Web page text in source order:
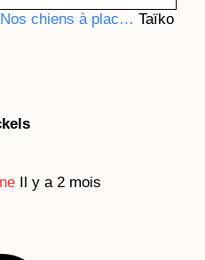
chiens à plac… Taïko
Il y a 2 mois